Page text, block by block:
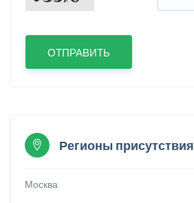
Регионы присутствия
Москва